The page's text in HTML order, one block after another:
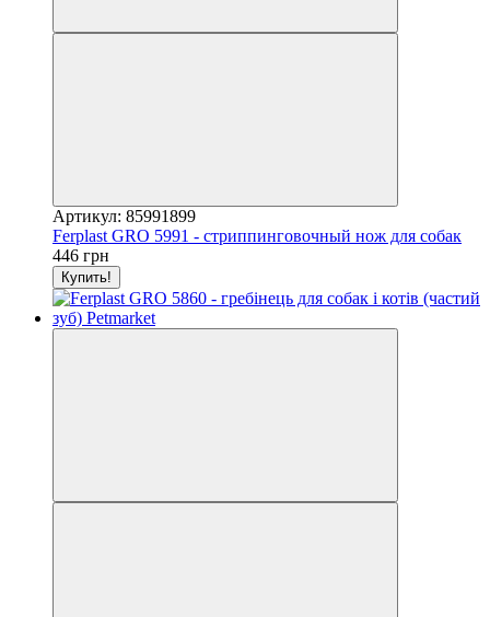
Артикул: 85991899
Ferplast GRO 5991 - стриппинговочный нож для собак
446 грн
Купить!